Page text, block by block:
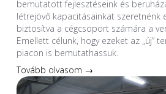
bemutatott fejlesztéseink és
létrejövő kapacitásainkat szeretnénk
biztosítva a cégcsoport számára a
Emellett célunk, hogy ezeket az „új”
piacon is bemutathassuk.
Tovább olvasom →